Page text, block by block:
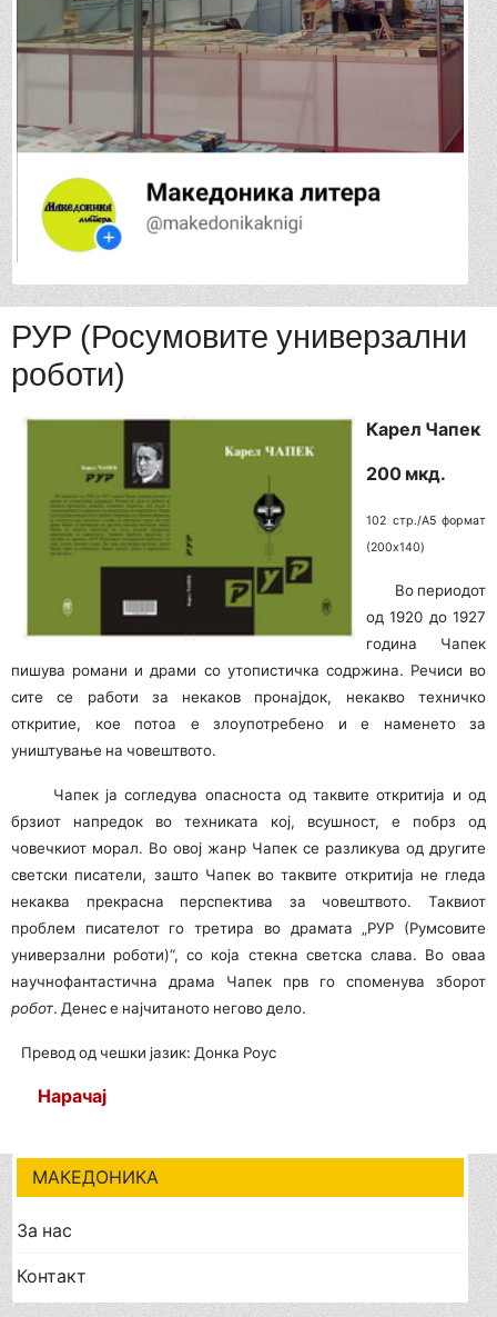
РУР (Росумовите универзални
роботи)
Карел Чапек
200 мкд.
102 стр./A5 формат
(200x140)
Во периодот
од 1920 до 1927
година Чапек
пишува романи и драми со утопистичка содржина. Речиси во
сите се работи за некаков пронајдок, некакво техничко
откритие, кое потоа е злоупотребено и е наменето за
уништување на човештвото.
Чапек ја согледува опасноста од таквите откри­ти­ја и од
брзиот напредок во техниката кој, всушност, е побрз од
човечкиот морал. Во овој жанр Чапек се разликува од другите
светски писатели, зашто Чапек во таквите откритија не гледа
некаква прекрасна перспектива за човештвото. Таквиот
проблем писателот го третира во драмата „РУР (Румсовите
универзални роботи)“, со која стекна светска слава. Во оваа
научнофантастична драма Чапек прв го споменува зборот
робот. Денес е најчитаното негово дело.
Превод од чешки јазик: Донка Роус
Нарачај
МАКЕДОНИКА
За нас
Контакт